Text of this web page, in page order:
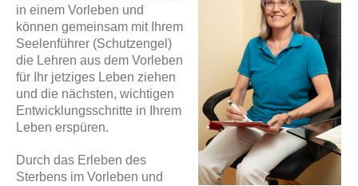
in einem Vorleben und
können gemeinsam mit Ihrem
Seelenführer (Schutzengel)
die Lehren aus dem Vorleben
für Ihr jetziges Leben ziehen
und die nächsten, wichtigen
Entwicklungsschritte in Ihrem
Leben erspüren.
Durch das Erleben des
Sterbens im Vorleben und